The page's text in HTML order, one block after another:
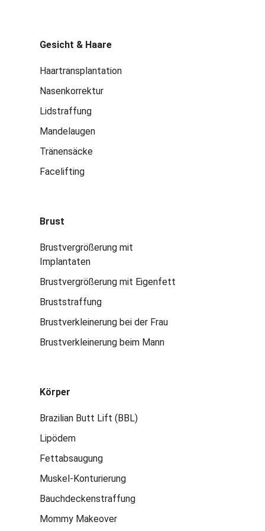
Gesicht & Haare
Haartransplantation
Nasenkorrektur
Lidstraffung
Mandelaugen
Tränensäcke
Facelifting
Brust
Brustvergrößerung mit
Implantaten
Brustvergrößerung mit Eigenfett
Bruststraffung
Brustverkleinerung bei der Frau
Brustverkleinerung beim Mann
Körper
Brazilian Butt Lift (BBL)
Lipödem
Fettabsaugung
Muskel-Konturierung
Bauchdeckenstraffung
Mommy Makeover